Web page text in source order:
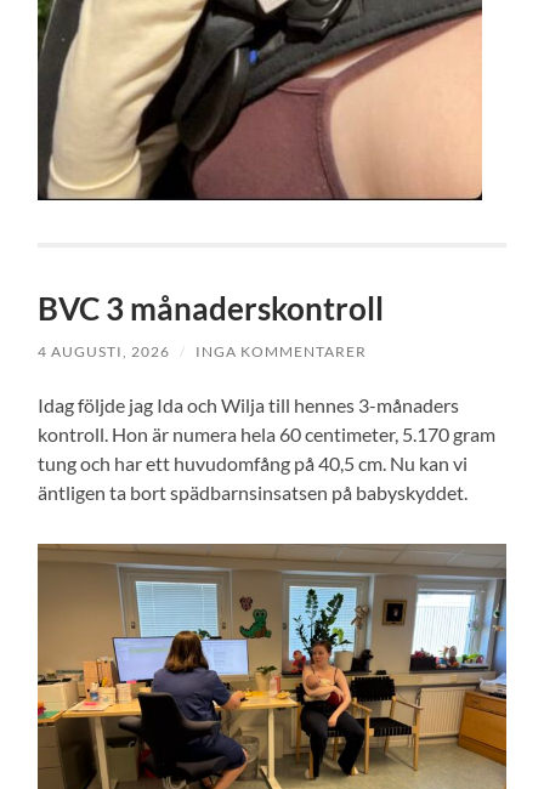
BVC 3 månaderskontroll
4 AUGUSTI, 2026 / INGA KOMMENTARER
Idag följde jag Ida och Wilja till hennes 3-månaders
kontroll. Hon är numera hela 60 centimeter, 5.170 gram
tung och har ett huvudomfång på 40,5 cm. Nu kan vi
äntligen ta bort spädbarnsinsatsen på babyskyddet.